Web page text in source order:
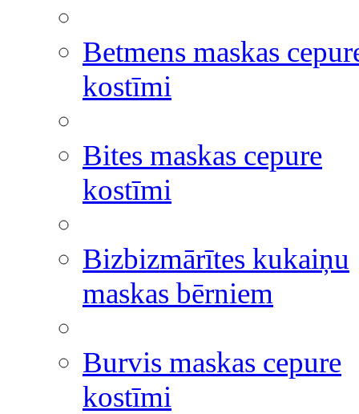
Betmens maskas
kostīmi
Bites maskas cepure
kostīmi
Bizbizmārītes kukaiņu
maskas bērniem
Burvis maskas cepure
kostīmi